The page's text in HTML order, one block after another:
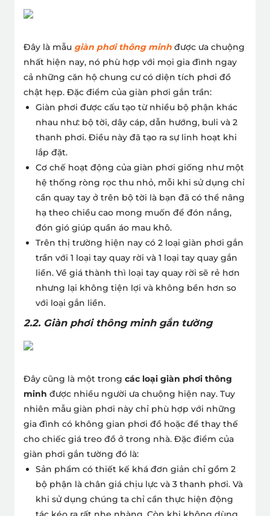
Đây là mẫu giàn phơi thông minh được ưa chuộng
nhất hiện nay, nó phù hợp với mọi gia đình ngay
cả những căn hộ chung cư có diện tích phơi đồ
chật hẹp. Đặc điểm của giàn phơi gắn trần:
Giàn phơi được cấu tạo từ nhiều bộ phận khác
nhau như: bộ tời, dây cáp, dẫn hướng, buli và 2
thanh phơi. Điều này đã tạo ra sự linh hoạt khi
lắp đặt.
Cơ chế hoạt động của giàn phơi giống như một
hệ thống ròng rọc thu nhỏ, mỗi khi sử dụng chỉ
cần quay tay ở trên bộ tời là bạn đã có thể nâng
hạ theo chiều cao mong muốn để đón nắng,
đón gió giúp quần áo mau khô.
Trên thị trường hiện nay có 2 loại giàn phơi gắn
trần với 1 loại tay quay rời và 1 loại tay quay gắn
liền. Về giá thành thì loại tay quay rời sẽ rẻ hơn
nhưng lại không tiện lợi và không bền hơn so
với loại gắn liền.
2.2. Giàn phơi thông minh gắn tường
Đây cũng là một trong các loại giàn phơi thông
minh được nhiều người ưa chuộng hiện nay. Tuy
nhiên mẫu giàn phơi này chỉ phù hợp với những
gia đình có không gian phơi đồ hoặc để thay thế
cho chiếc giá treo đồ ở trong nhà. Đặc điểm của
giàn phơi gắn tường đó là:
Sản phẩm có thiết kế khá đơn giản chỉ gồm 2
bộ phận là chân giá chịu lực và 3 thanh phơi. Và
khi sử dụng chúng ta chỉ cần thực hiện động